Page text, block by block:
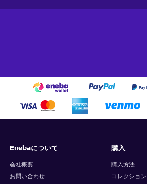
Enebaについて
会社概要
お問い合わせ
購入
購入方法
コレクション